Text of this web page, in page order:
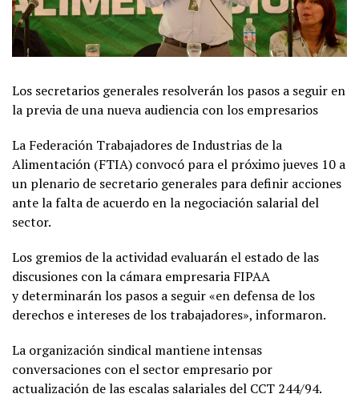
Los secretarios generales resolverán los pasos a seguir en
la previa de una nueva audiencia con los empresarios
La Federación Trabajadores de Industrias de la
Alimentación (FTIA) convocó para el próximo jueves 10 a
un plenario de secretario generales para definir acciones
ante la falta de acuerdo en la negociación salarial del
sector.
Los gremios de la actividad evaluarán el estado de las
discusiones con la cámara empresaria FIPAA
y determinarán los pasos a seguir «en defensa de los
derechos e intereses de los trabajadores», informaron.
La organización sindical mantiene intensas
conversaciones con el sector empresario por
actualización de las escalas salariales del CCT 244/94.